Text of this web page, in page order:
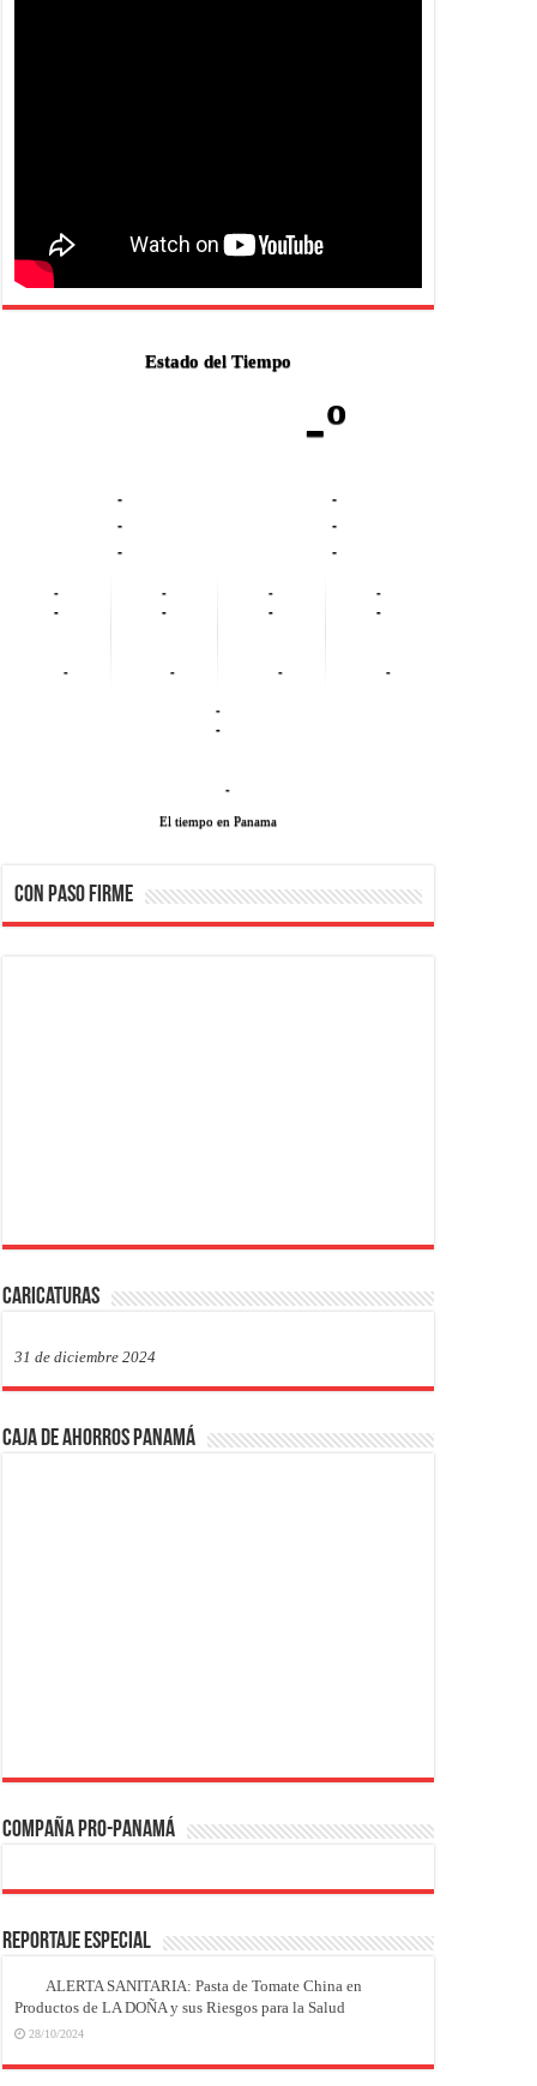
Estado del Tiempo
-º
-
-
-
-
-
-
-
-
-
-
-
-
-
-
-
-
-
-
-
-
-
El tiempo en Panama
CON PASO FIRME
Caricaturas
31 de diciembre 2024
Caja de Ahorros Panamá
Compaña PRO-Panamá
REPORTAJE ESPECIAL
ALERTA SANITARIA: Pasta de Tomate China en
Productos de LA DOÑA y sus Riesgos para la Salud
28/10/2024